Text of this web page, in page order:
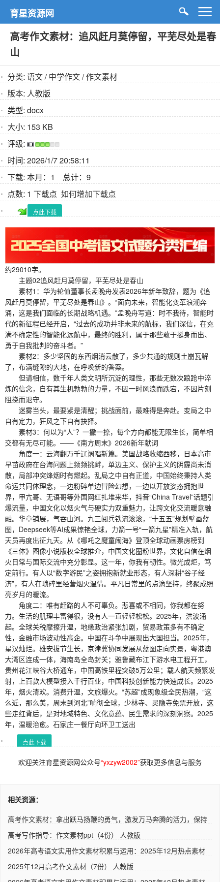
育星资源网
高考作文素材：追风赶月莫停留，平芜尽处是春
山
分类: 语文/中学作文/作文素材
版本: 人教版
类型: docx
大小: 153 KB
评级:
时间: 2026/1/7 20:58:11
下载: 本月：1 总计：9
点数: 1 下载点 如何增加下载点
点此下载
约29010字。
主题02追风赶月莫停留，平芜尽处是春山
素材1：华为轮值董事长孟晚舟发表2026年新年致辞，题为《追
风赶月莫停留，平芜尽处是春山》。“面向未来，智能化变革浪潮奔
涌，这是我们面临的长期战略机遇。”孟晚舟写道：时不我待，智能时
代的新征程已经开启，“过去的成功并非未来的航标，我们深信，在充
满不确定性的智能化远航中，最终的胜利，属于那些敢于挺身而出、
勇于自我批判的奋斗者。”
素材2：多少坚固的东西烟消云散了，多少共通的规则土崩瓦解
了，布满缝隙的大地，在呼唤新的答案。
但请相信，数千年人类文明所沉淀的理性，那些无数次踉跄中淬
炼的信念，自有其生机勃勃的力量，不因一时风浪而跌宕，不因片刻
阻挠而退守。
迷雾当头，最要紧是清醒；挑战面前，最难得是奔赴。变局之中
自有定力，狂风之下自有抉择。
素材3：何以为“人”？一撇一捺，每个方向都能无限生长，简单相
交都有无尽可能。——《南方周末》2026新年献词
角度一：云海翻万千辽阔唱新篇。美国战略收缩西移，日本高市
早苗政府在台海问题上频频挑衅，单边主义、保护主义的阴霾尚未消
散，局部冲突烽烟时有燃起。乱局之中自有正道，中国始终秉持人类
命运共同体理念，一边粉碎单边冒险幻想，一边以开放姿态拥抱世
界，甲亢哥、无语哥等外国网红扎堆来华，抖音“China Travel”话题引
爆流量，中国文化以烟火气与硬实力双重魅力，让跨文化交流暖意融
融。华章铺展，气吞山河。九三阅兵铁流滚滚，“十五五”规划擘画蓝
图，Deepseek等AI成果惊艳全球，力箭一号“一箭九星”精准入轨，航
天员再度出征九天。从《哪吒之魔童闹海》登顶全球动画票房榜到
《三体》图像小说版权全球推介，中国文化圈粉世界，文化自信在烟
火日常与国际交流中充分彰显。这一年，你我有韧性。微光成炬，笃
定前行。有人以“数字游民”之姿拥抱新就业形态，有人深耕“谷子经
济”，有人在琐碎里经营烟火温情。平凡日常里的点滴坚持，终聚成照
亮岁月的暖流。
角度二：唯有赶路的人不可辜负。悲喜或不相同，你我都在努
力。生活的肌理丰富得很，没有人一直轻轻松松。2025年，洪波涌
起。全球关税摩擦升温，地缘政治紧张加剧，贸易政策多有不确定
性，金融市场波动性高企。中国在斗争中展现出大国担当。2025年，
星汉灿烂。雄安拔节生长，京津冀协同发展从蓝图走向实景，粤港澳
大湾区连成一体，海南岛全岛封关；雅鲁藏布江下游水电工程开工，
贵州花江峡谷大桥通车，中国高铁里程突破5万公里；载人航天频繁发
射，上百款大模型接入千行百业，中国科技创新能力快速成长。2025
年，烟火清欢。消费升温，文旅爆火。“苏超”成现象级全民热潮，“这
么近，那么美，周末到河北”响彻全球，少林寺、灵隐寺免票开放，这
些走红背后，是对地域特色、文化意蕴、民生需求的深刻洞察。2025
年，温暖治愈。石家庄一餐厅向环卫工送出
点此下载
欢迎关注育星资源网公众号“yxzyw2002”获取更多信息与服务
相关资源：
高考作文素材：拿出跃马扬鞭的勇气，激发万马奔腾的活力，保持
高考写作指导：作文素材ppt（4份） 人教版
2026年高考语文实用作文素材积累与运用：2025年12月热点素材
2025年12月高考作文素材（7份） 人教版